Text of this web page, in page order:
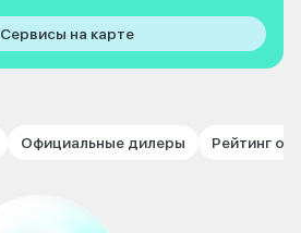
Сервисы на карте
Официальные дилеры Рейтинг